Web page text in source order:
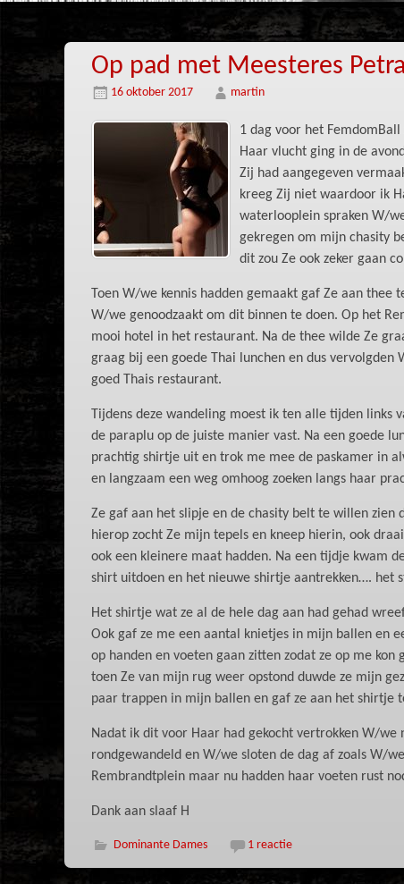
Op pad met Meesteres
16 oktober 2017 martin
1 dag voor het
Haar vlucht ging in de
Zij had aangegeven
kreeg Zij niet waardoor ik
waterlooplein spraken W/
gekregen om mijn chasity
dit zou Ze ook zeker gaan
Toen W/we kennis hadden gemaakt gaf Ze aan
W/we genoodzaakt om dit binnen te doen. Op het
mooi hotel in het restaurant. Na de thee wilde Ze
graag bij een goede Thai lunchen en dus
goed Thais restaurant.
Tijdens deze wandeling moest ik ten alle tijden
de paraplu op de juiste manier vast. Na een goede
prachtig shirtje uit en trok me mee de paskamer in
en langzaam een weg omhoog zoeken langs haar
Ze gaf aan het slipje en de chasity belt te willen zien
hierop zocht Ze mijn tepels en kneep hierin, ook
ook een kleinere maat hadden. Na een tijdje kwam
shirt uitdoen en het nieuwe shirtje aantrekken…. het
Het shirtje wat ze al de hele dag aan had gehad
Ook gaf ze me een aantal knietjes in mijn ballen en
op handen en voeten gaan zitten zodat ze op me
toen Ze van mijn rug weer opstond duwde ze mijn
paar trappen in mijn ballen en gaf ze aan het shirtje
Nadat ik dit voor Haar had gekocht vertrokken W/
rondgewandeld en W/we sloten de dag af zoals W/
Rembrandtplein maar nu hadden haar voeten rust
Dank aan slaaf H
Dominante Dames 1 reactie